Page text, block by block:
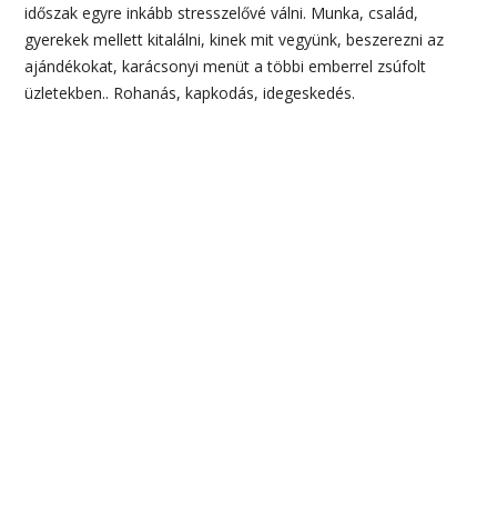
időszak egyre inkább stresszelővé válni. Munka, család,
gyerekek mellett kitalálni, kinek mit vegyünk, beszerezni az
ajándékokat, karácsonyi menüt a többi emberrel zsúfolt
üzletekben.. Rohanás, kapkodás, idegeskedés.